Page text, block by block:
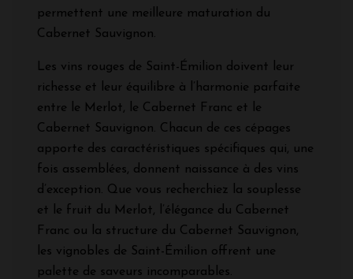
permettent une meilleure maturation du
Cabernet Sauvignon.
Les vins rouges de Saint-Émilion doivent leur
richesse et leur équilibre à l’harmonie parfaite
entre le Merlot, le Cabernet Franc et le
Cabernet Sauvignon. Chacun de ces cépages
apporte des caractéristiques spécifiques qui, une
fois assemblées, donnent naissance à des vins
d’exception. Que vous recherchiez la souplesse
et le fruit du Merlot, l’élégance du Cabernet
Franc ou la structure du Cabernet Sauvignon,
les vignobles de Saint-Émilion offrent une
palette de saveurs incomparables.